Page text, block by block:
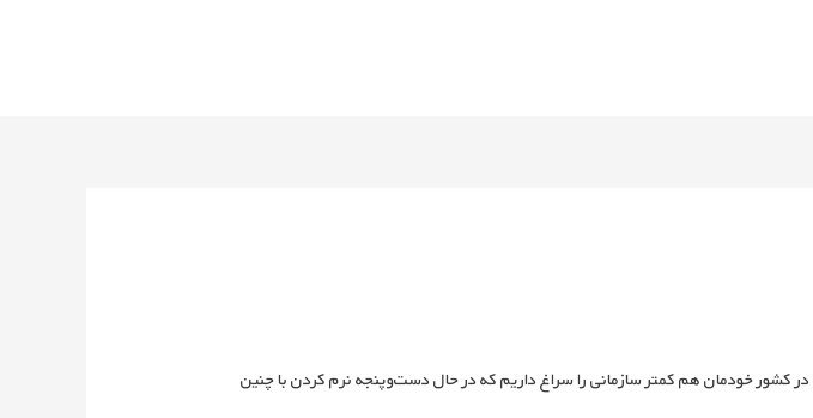
کشور خودمان هم کمتر سازمانی را سراغ داریم که در حال دست‌وپنجه نرم کردن با چنین